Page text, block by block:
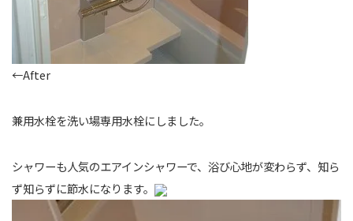
←After
兼用水栓を洗い場専用水栓にしました。
シャワーも人気のエアインシャワーで、浴び心地が変わらず、知ら
ず知らずに節水になります。